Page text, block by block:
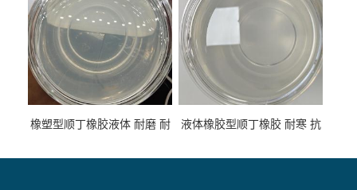
橡塑型顺丁橡胶液体 耐磨 耐
液体橡胶型顺丁橡胶 耐寒 抗